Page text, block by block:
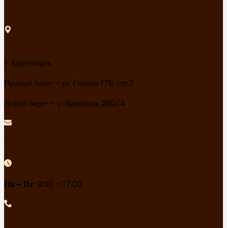
г. Красноярск
Правый берег – ул. Глинки 17Б, стр.2
Левый берег – ул.Брянская, 280/4
Пн – Пт: 9:00 – 17:00